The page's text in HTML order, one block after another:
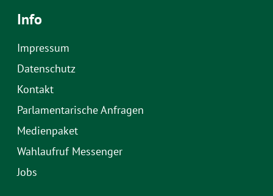
Info
Impressum
Datenschutz
Kontakt
Parlamentarische Anfragen
Medienpaket
Wahlaufruf Messenger
Jobs